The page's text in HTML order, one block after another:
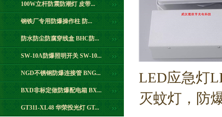
100W立杆防震防潮灯 皮带...
钢铁厂专用防爆操作柱 防...
防水防尘防腐穿线盒 BHC防...
SW-10A防爆照明开关 SW-10...
NGD不锈钢防爆连接管 BNG...
BXD非标定做防爆配电箱 BX...
GT311-XL48 华荣投光灯 GT...
LED应急灯
灭蚊灯，防